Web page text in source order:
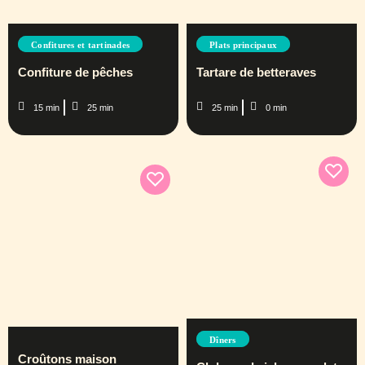
Confitures et tartinades
Confiture de pêches
15 min 25 min
Plats principaux
Tartare de betteraves
25 min 0 min
Croûtons maison
Dîners